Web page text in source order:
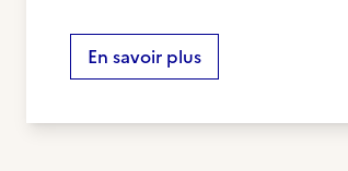
En savoir plus